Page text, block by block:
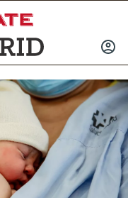
INICIAR